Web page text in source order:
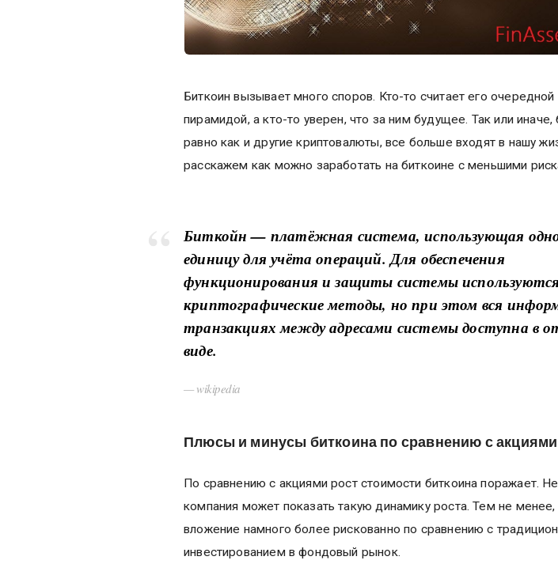
Биткоин вызывает много споров. Кто-то считает его
пирамидой, а кто-то уверен, что за ним будущее. Так или иначе,
равно как и другие криптовалюты, все больше входят в нашу
расскажем как можно заработать на биткоине с меньшими
Биткойн — платёжная система, использующая
единицу для учёта операций. Для обеспечения
функционирования и защиты системы используются
криптографические методы, но при этом вся
транзакциях между адресами системы доступна в
виде.
— wikipedia
Плюсы и минусы биткоина по сравнению с акциями
По сравнению с акциями рост стоимости биткоина поражает.
компания может показать такую динамику роста. Тем не менее,
вложение намного более рискованно по сравнению с
инвестированием в фондовый рынок.